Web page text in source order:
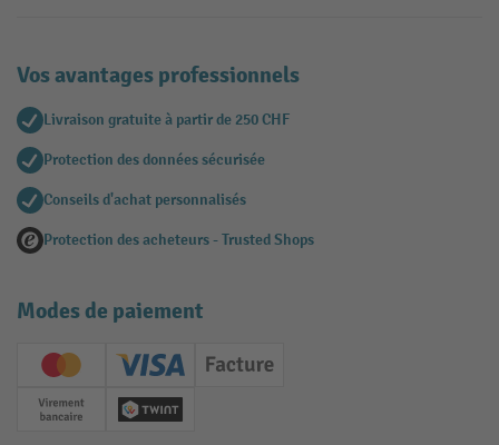
Vos avantages professionnels
Livraison gratuite à partir de 250 CHF
Protection des données sécurisée
Conseils d'achat personnalisés
Protection des acheteurs - Trusted Shops
Modes de paiement
Creditcard (Master)Creditcard (Visa)
Facture
Paiement anticipé
Twint